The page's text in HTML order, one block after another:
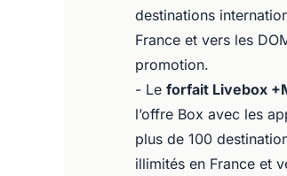
destinations
France et vers les
promotion.
- Le forfait Livebox
l’offre Box avec les
plus de 100
illimités en France et